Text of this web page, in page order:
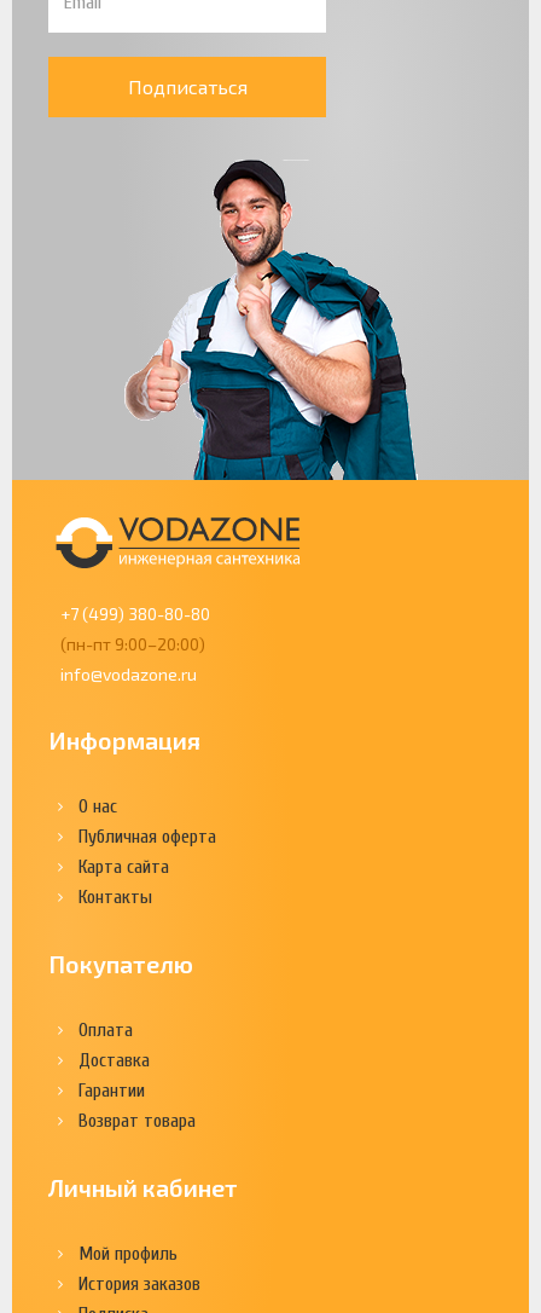
Подписаться
+7 (499) 380-80-80
(пн-пт 9:00–20:00)
info@vodazone.ru
Информация
О нас
Публичная оферта
Карта сайта
Контакты
Покупателю
Оплата
Доставка
Гарантии
Возврат товара
Личный кабинет
Мой профиль
История заказов